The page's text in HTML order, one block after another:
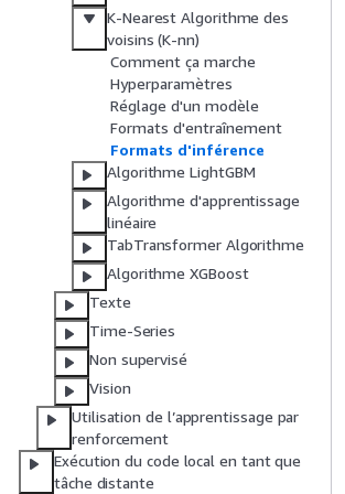
K-Nearest Algorithme des
voisins (K-nn)
Comment ça marche
Hyperparamètres
Réglage d'un modèle
Formats d'entraînement
Formats d'inférence
Algorithme LightGBM
Algorithme d'apprentissage
linéaire
TabTransformer Algorithme
Algorithme XGBoost
Texte
Time-Series
Non supervisé
Vision
Utilisation de l’apprentissage par
renforcement
Exécution du code local en tant que
tâche distante